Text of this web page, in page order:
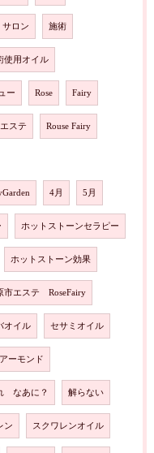
サロン 施術
使用オイル
ー Rose Fairy
ステ Rouse Fairy
4月 5月
ホットストーンセラピー
ホットストーン効果
市エステ RoseFairy
オイル セサミオイル
ーモンド
なあに？ 解らない
ン スクワレンオイル